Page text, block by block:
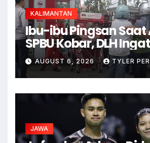
KALIMANTAN
Ibu-ibu Pingsan Saat
SPBU Kobar, DLH
Ancaman Dehidrasi
AUGUST 6, 2026 TYLER
JAWA